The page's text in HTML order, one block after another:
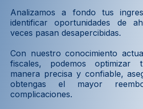
Analizamos a fondo tus
identificar oportunidades de
veces pasan desapercibidas.
Con nuestro conocimiento
fiscales, podemos optimizar
manera precisa y confiable,
obtengas el mayor
complicaciones.